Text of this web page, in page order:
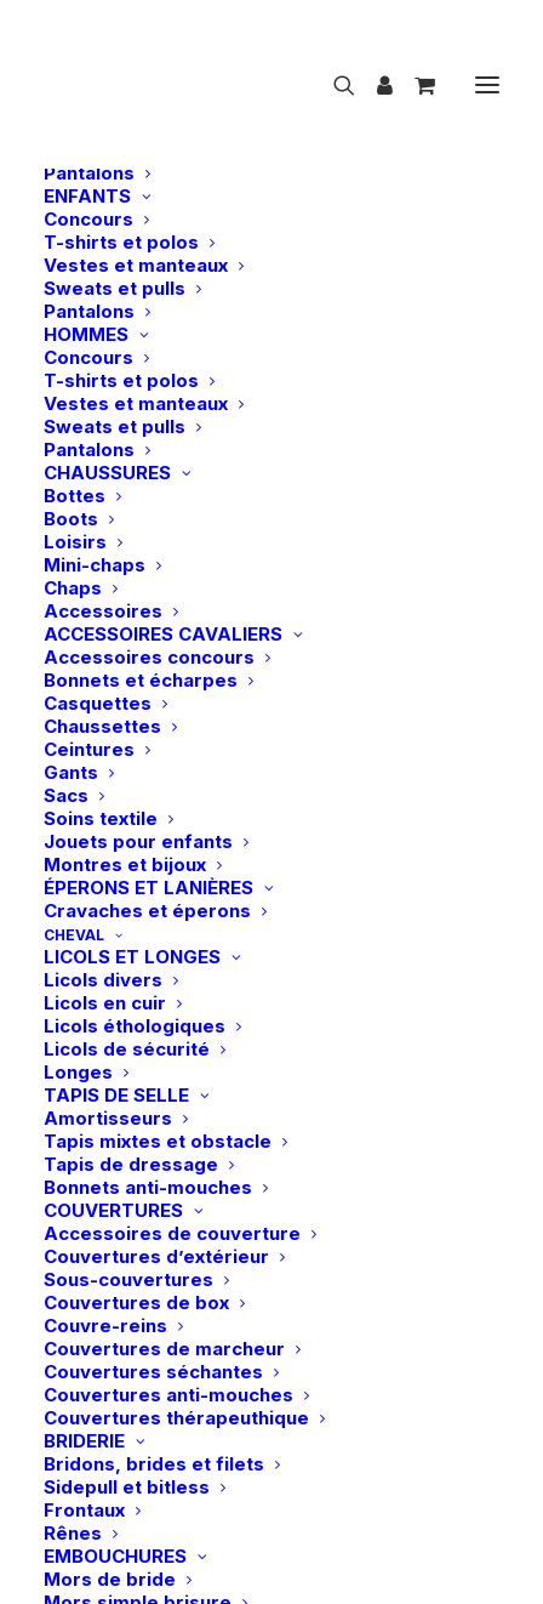
Pantalons
ENFANTS
Concours
T-shirts et polos
Vestes et manteaux
Sweats et pulls
Pantalons
HOMMES
Concours
T-shirts et polos
Vestes et manteaux
Sweats et pulls
Pantalons
CHAUSSURES
Bottes
Boots
Loisirs
Mini-chaps
Chaps
Accessoires
ACCESSOIRES CAVALIERS
Accessoires concours
Bonnets et écharpes
Casquettes
Chaussettes
Ceintures
Gants
Sacs
Soins textile
Jouets pour enfants
Montres et bijoux
ÉPERONS ET LANIÈRES
Cravaches et éperons
CHEVAL
LICOLS ET LONGES
Licols divers
Licols en cuir
Licols éthologiques
Licols de sécurité
Longes
TAPIS DE SELLE
Amortisseurs
Tapis mixtes et obstacle
Tapis de dressage
Bonnets anti-mouches
COUVERTURES
Accessoires de couverture
Couvertures d’extérieur
Sous-couvertures
Couvertures de box
Couvre-reins
Couvertures de marcheur
Couvertures séchantes
Couvertures anti-mouches
Couvertures thérapeuthique
BRIDERIE
Bridons, brides et filets
Sidepull et bitless
Frontaux
Rênes
EMBOUCHURES
Mors de bride
Acavallo | Étriers Rel-X Easy – Noir
Accueil Acavallo | Étriers Rel-X Easy – Noir
Accueil Boutique
Acavallo | Étriers Rel-X Easy – Noir
Acavallo | Étriers Rel-X Easy – Noir
189,00€